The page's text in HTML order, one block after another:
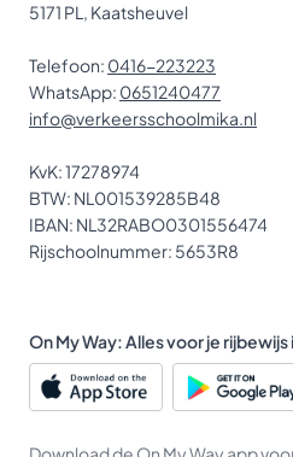
5171 PL, Kaatsheuvel
Telefoon: 0416-223223
WhatsApp: 0651240477
info@verkeersschoolmika.nl
KvK: 17278974
BTW: NL001539285B48
IBAN: NL32RABO0301556474
Rijschoolnummer: 5653R8
On My Way: Alles voor je rijbewijs